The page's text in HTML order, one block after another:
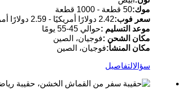
موك:50 قطعة - 1000 قطعة
سعر فوب:2.42 دولارًا أمريكيًا - 2.59 دولارًا أمريكيًا
موعد التسليم :حوالي 45-55 يومًا
مكان الشحن :فوجيان، الصين
مكان المنشأ:فوجيان، الصين
سؤالالتفاصيل